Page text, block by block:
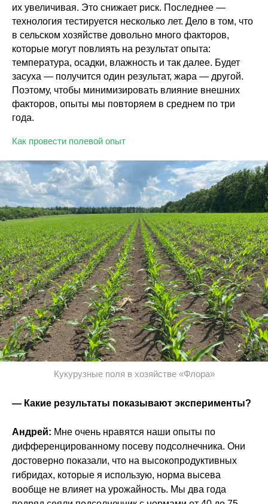
их увеличивая. Это снижает риск. Последнее —
технология тестируется несколько лет. Дело в том, что
в сельском хозяйстве довольно много факторов,
которые могут повлиять на результат опыта:
температура, осадки, влажность и так далее. Будет
засуха — получится один результат, жара — другой.
Поэтому, чтобы минимизировать влияние внешних
факторов, опыты мы повторяем в среднем по три
года.
Как провести полевой опыт
Кукурузные поля в хозяйстве «Флора»
— Какие результаты показывают эксперименты?
Андрей: Мне очень нравятся наши опыты по
дифференцированному посеву подсолнечника. Они
достоверно показали, что на высокопродуктивных
гибридах, которые я использую, норма высева
вообще не влияет на урожайность. Мы два года